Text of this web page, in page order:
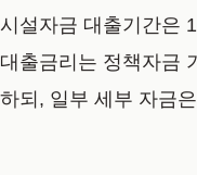
시설자금 대출기간은
대출금리는 정책자금
하되, 일부 세부 자금